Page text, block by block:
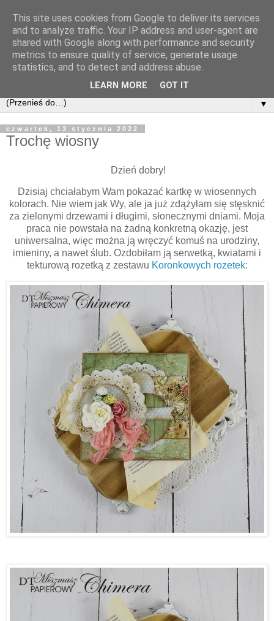
▼
czwartek, 13 stycznia 2022
Trochę wiosny
Dzień dobry!
Dzisiaj chciałabym Wam pokazać kartkę w wiosennych
kolorach. Nie wiem jak Wy, ale ja już zdążyłam się stęsknić
za zielonymi drzewami i długimi, słonecznymi dniami. Moja
praca nie powstała na żadną konkretną okazję, jest
uniwersalna, więc można ją wręczyć komuś na urodziny,
imieniny, a nawet ślub. Ozdobiłam ją serwetką, kwiatami i
tekturową rozetką z zestawu Koronkowych rozetek:
This site uses cookies from Google to deliver its services
and to analyze traffic. Your IP address and user-agent are
shared with Google along with performance and security
metrics to ensure quality of service, generate usage
statistics, and to detect and address abuse.
LEARN MORE GOT IT